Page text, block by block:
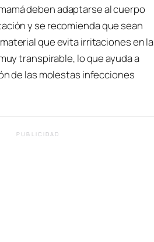
deben adaptarse al cuerpo
y se recomienda que sean
que evita irritaciones en la
transpirable, lo que ayuda a
de las molestas infecciones
PUBLICIDAD